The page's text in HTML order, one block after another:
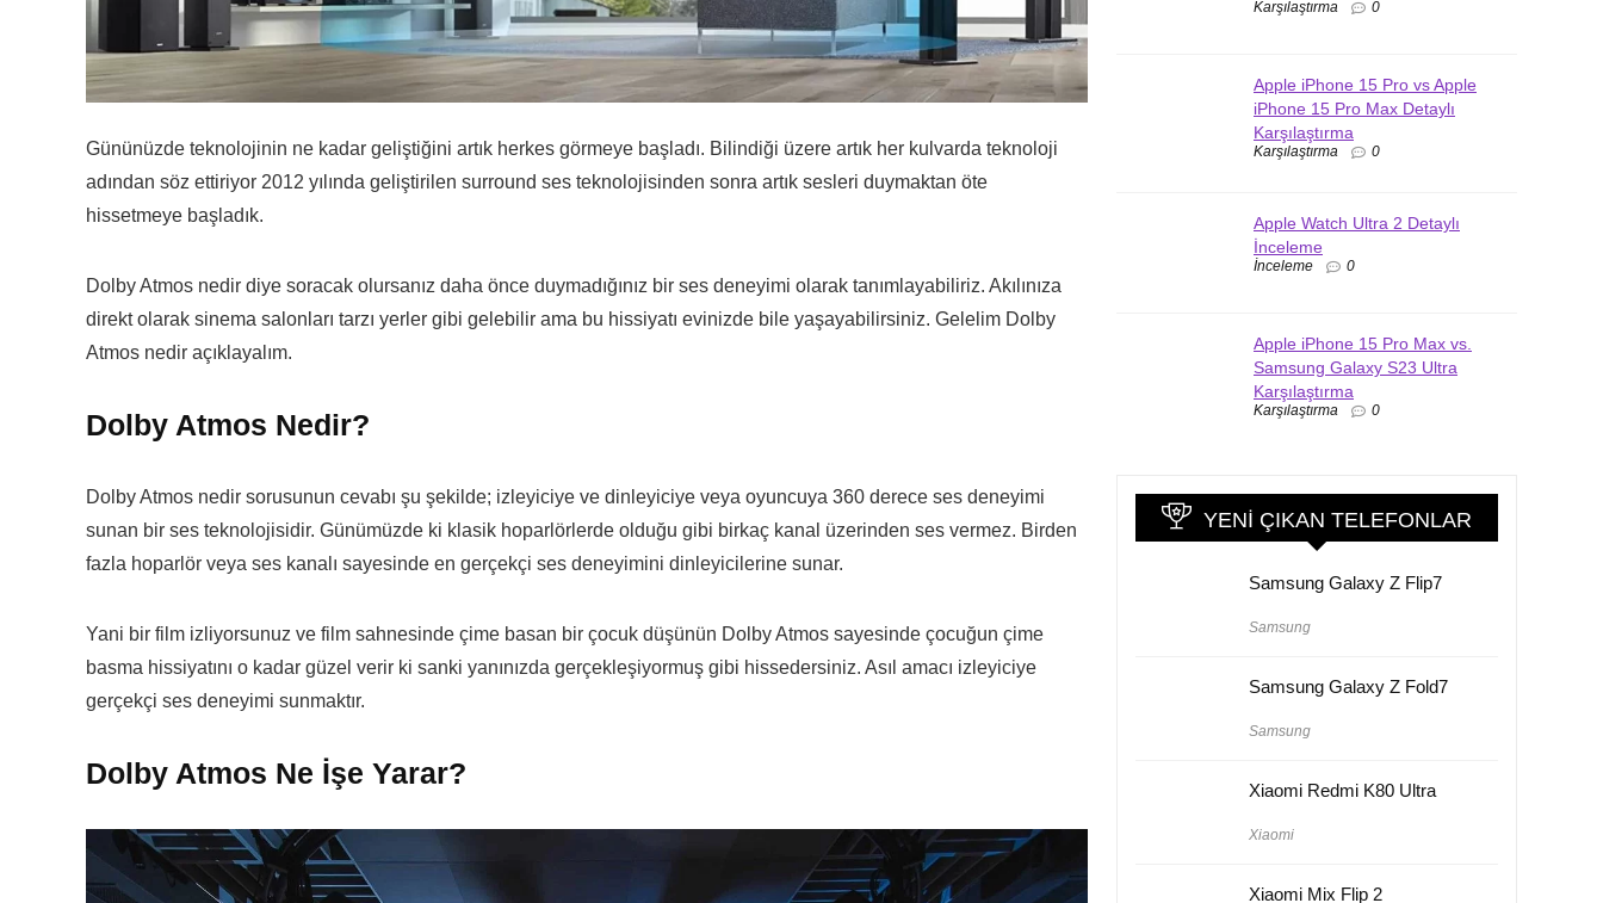
Gününüzde teknolojinin ne kadar geliştiğini artık herkes görmeye başladı. Bilindiği üzere artık her kulvarda teknoloji
adından söz ettiriyor 2012 yılında geliştirilen surround ses teknolojisinden sonra artık sesleri duymaktan öte
hissetmeye başladık.
Dolby Atmos nedir diye soracak olursanız daha önce duymadığınız bir ses deneyimi olarak tanımlayabiliriz. Akılınıza
direkt olarak sinema salonları tarzı yerler gibi gelebilir ama bu hissiyatı evinizde bile yaşayabilirsiniz. Gelelim Dolby
Atmos nedir açıklayalım.
Dolby Atmos Nedir?
Dolby Atmos nedir sorusunun cevabı şu şekilde; izleyiciye ve dinleyiciye veya oyuncuya 360 derece ses deneyimi
sunan bir ses teknolojisidir. Günümüzde ki klasik hoparlörlerde olduğu gibi birkaç kanal üzerinden ses vermez. Birden
fazla hoparlör veya ses kanalı sayesinde en gerçekçi ses deneyimini dinleyicilerine sunar.
Yani bir film izliyorsunuz ve film sahnesinde çime basan bir çocuk düşünün Dolby Atmos sayesinde çocuğun çime
basma hissiyatını o kadar güzel verir ki sanki yanınızda gerçekleşiyormuş gibi hissedersiniz. Asıl amacı izleyiciye
gerçekçi ses deneyimi sunmaktır.
Dolby Atmos Ne İşe Yarar?
Karşılaştırma 0
Apple iPhone 15 Pro vs Apple
iPhone 15 Pro Max Detaylı
Karşılaştırma
Karşılaştırma 0
Apple Watch Ultra 2 Detaylı
İnceleme
İnceleme 0
Apple iPhone 15 Pro Max vs.
Samsung Galaxy S23 Ultra
Karşılaştırma
Karşılaştırma 0
YENI ÇIKAN TELEFONLAR
Samsung Galaxy Z Flip7
Samsung
Samsung Galaxy Z Fold7
Samsung
Xiaomi Redmi K80 Ultra
Xiaomi
Xiaomi Mix Flip 2